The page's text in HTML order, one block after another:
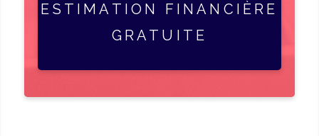
ESTIMATION FINANCIÈRE
GRATUITE